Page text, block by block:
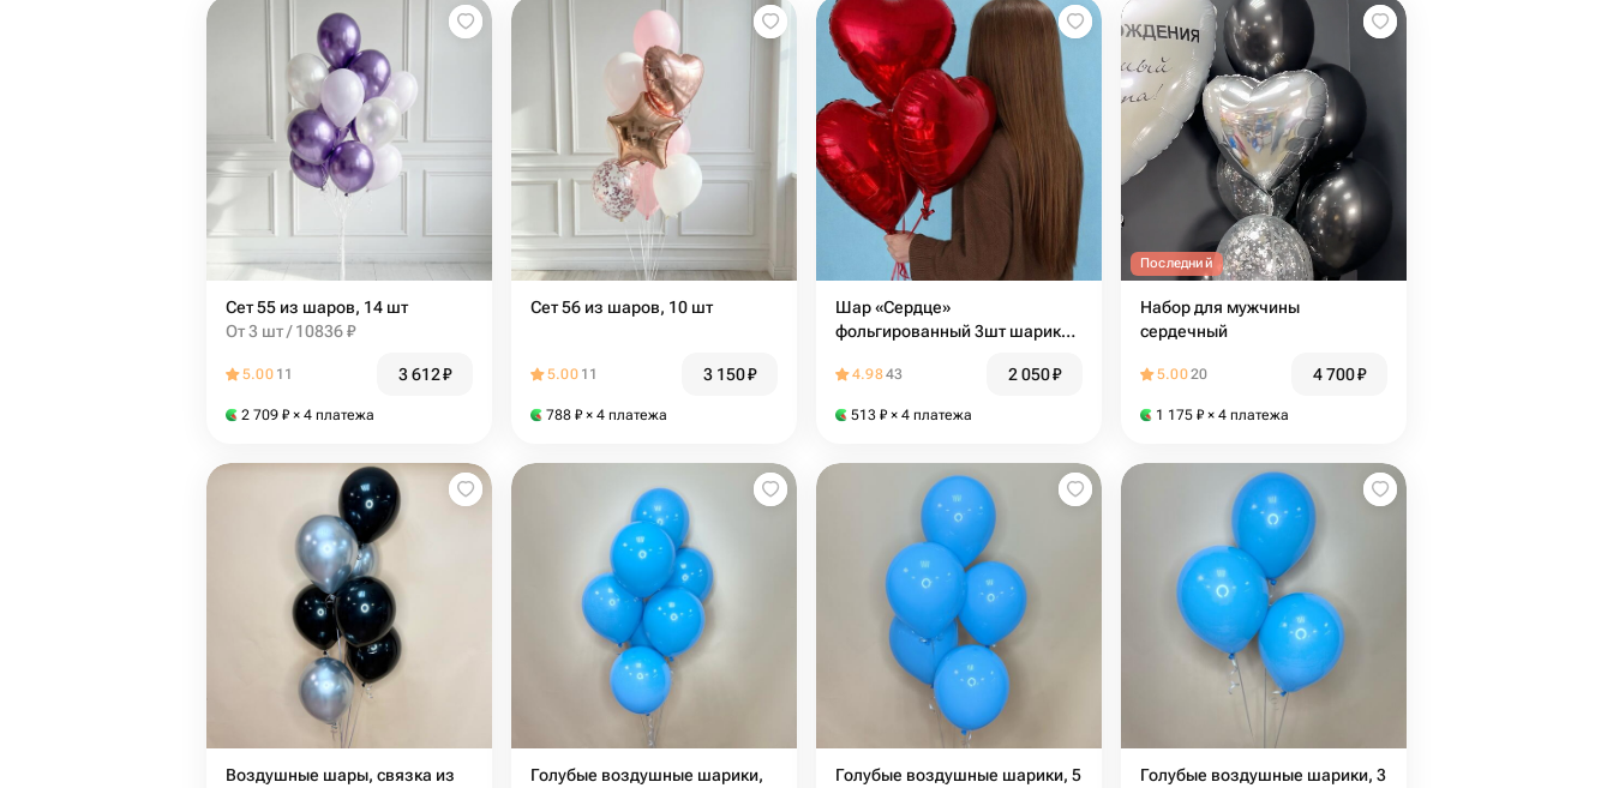
Сет 55 из шаров, 14 шт
От 3 шт / 10836 ₽
5.00 11 3 612₽
2 709 ₽ × 4 платежа
Сет 56 из шаров, 10 шт
5.00 11 3 150₽
788 ₽ × 4 платежа
Шар «Сердце»
фольгированный 3шт шарик
4.9843 2 050₽
513 ₽ × 4 платежа
Последний
Набор для мужчины
сердечный
5.0020 4 700₽
1 175 ₽ × 4 платежа
Воздушные шары, связка из
Голубые воздушные шарики,
Голубые воздушные шарики, 5
Голубые воздушные шарики, 3